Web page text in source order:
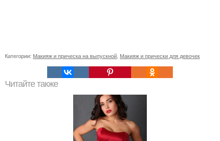
Категории: Макияж и прическа на выпускной Макияж и прически для девочек
Читайте также